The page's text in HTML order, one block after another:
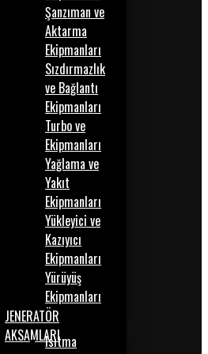
Şanzıman ve
Aktarma
Ekipmanları
Sızdırmazlık
ve Bağlantı
Ekipmanları
Turbo ve
Ekipmanları
Yağlama ve
Yakıt
Ekipmanları
Yükleyici ve
Kazıyıcı
Ekipmanları
Yürüyüş
Ekipmanları
JENERATÖR
AKSAMLARIIsıtma